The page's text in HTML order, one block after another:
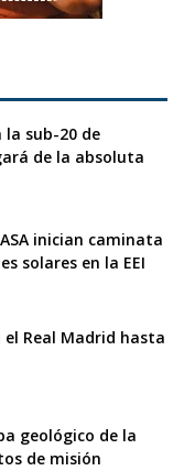
la sub-20 de
de la absoluta
inician caminata
solares en la EEI
el Real Madrid hasta
geológico de la
de misión